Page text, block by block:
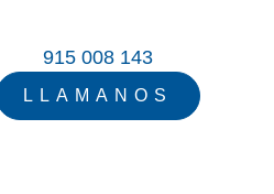
915 008 143
LLAMANOS